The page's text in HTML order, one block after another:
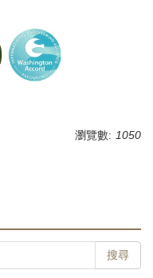
瀏覽數: 1050
搜尋